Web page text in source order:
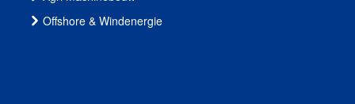
Offshore & Windenergie